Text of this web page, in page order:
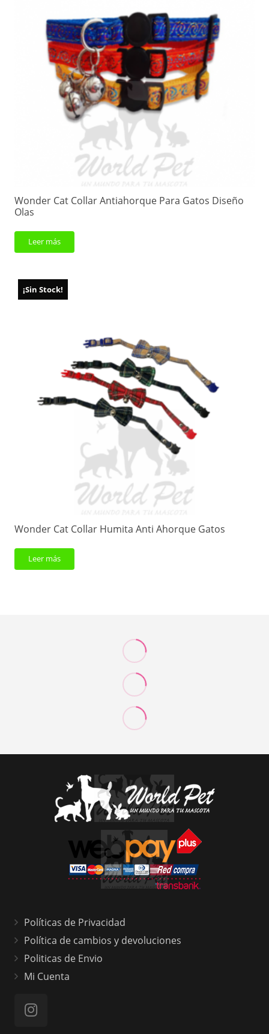
Wonder Cat Collar Antiahorque Para Gatos Diseño
Olas
Leer más
¡Sin Stock!
Wonder Cat Collar Humita Anti Ahorque Gatos
Leer más
Políticas de Privacidad
Política de cambios y devoluciones
Politicas de Envio
Mi Cuenta